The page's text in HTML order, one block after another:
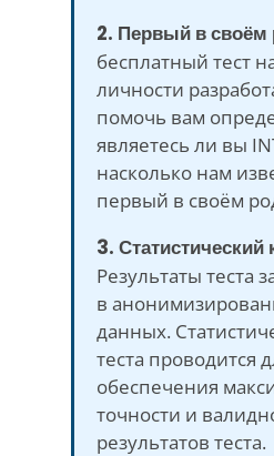
2. Первый в своём
бесплатный тест
личности
помочь вам
являетесь ли вы
насколько нам
первый в своём
3. Статистический
Результаты теста
в
данных.
теста проводится
обеспечения
точности и
результатов теста.